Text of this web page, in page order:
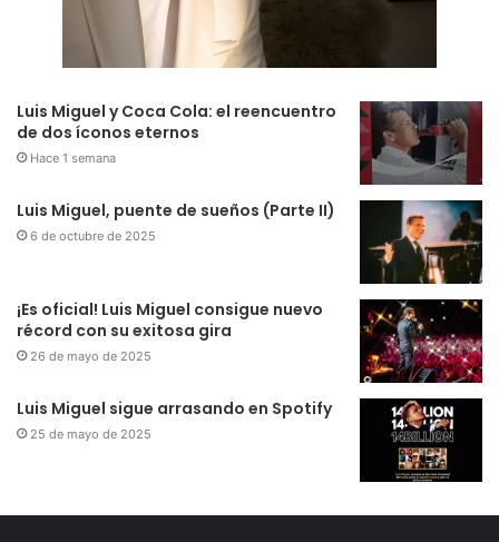
Luis Miguel y Coca Cola: el reencuentro
de dos íconos eternos
Hace 1 semana
Luis Miguel, puente de sueños (Parte II)
6 de octubre de 2025
¡Es oficial! Luis Miguel consigue nuevo
récord con su exitosa gira
26 de mayo de 2025
Luis Miguel sigue arrasando en Spotify
25 de mayo de 2025